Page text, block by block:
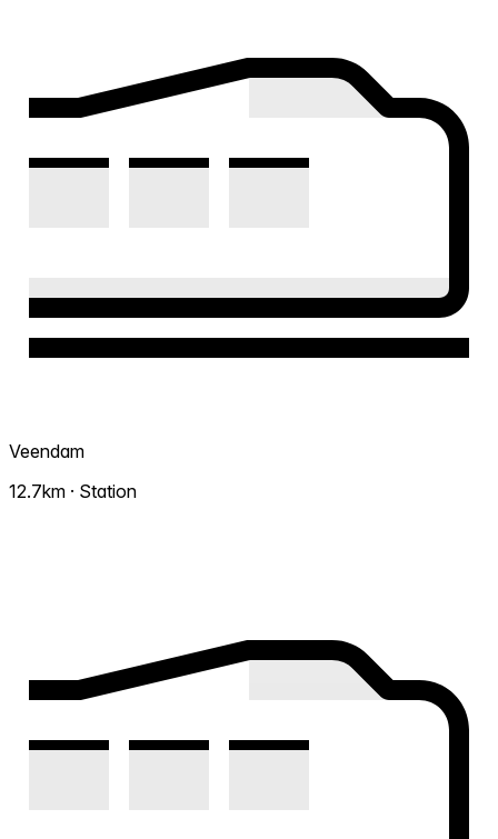
Veendam
12.7km · Station